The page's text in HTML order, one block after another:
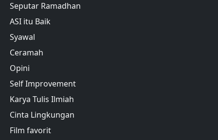
Seputar Ramadhan
ASI itu Baik
Syawal
Ceramah
Opini
Self Improvement
Karya Tulis Ilmiah
Cinta Lingkungan
Film favorit